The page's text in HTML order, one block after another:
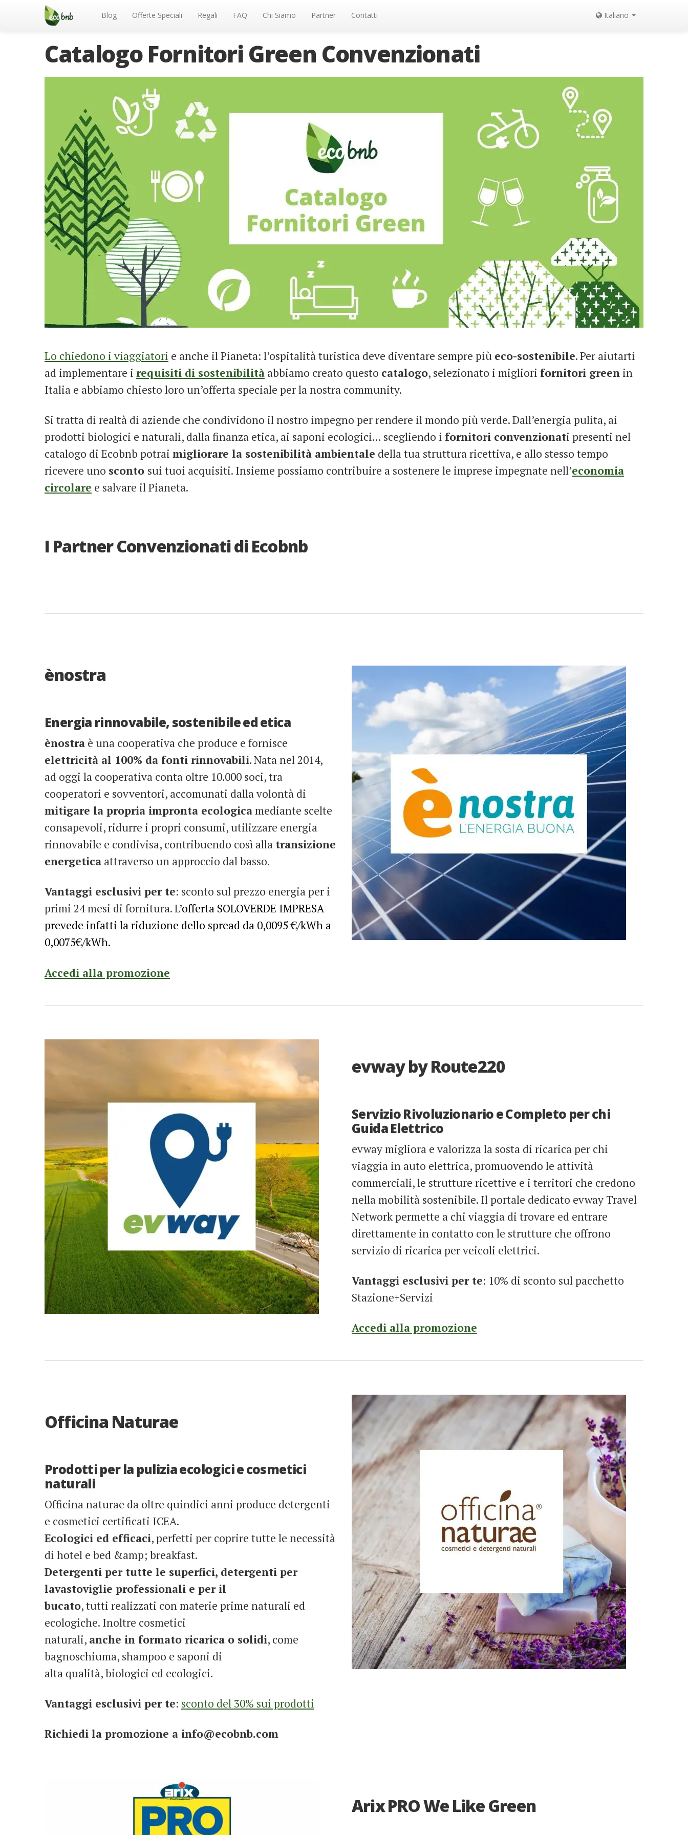
Menu Blog Offerte Speciali Regali FAQ Chi Siamo Partner Contatti Italiano
Catalogo Fornitori Green Convenzionati
Lo chiedono i viaggiatori e anche il Pianeta: l’ospitalità turistica deve diventare sempre più eco-sostenibile. Per aiutarti
ad implementare i requisiti di sostenibilità abbiamo creato questo catalogo, selezionato i migliori fornitori green in
Italia e abbiamo chiesto loro un’offerta speciale per la nostra community.
Si tratta di realtà di aziende che condividono il nostro impegno per rendere il mondo più verde. Dall’energia pulita, ai
prodotti biologici e naturali, dalla finanza etica, ai saponi ecologici… scegliendo i fornitori convenzionati presenti nel
catalogo di Ecobnb potrai migliorare la sostenibilità ambientale della tua struttura ricettiva, e allo stesso tempo
ricevere uno sconto sui tuoi acquisiti. Insieme possiamo contribuire a sostenere le imprese impegnate nell’economia
circolare e salvare il Pianeta.
I Partner Convenzionati di Ecobnb
ènostra
Energia rinnovabile, sostenibile ed etica
ènostra è una cooperativa che produce e fornisce
elettricità al 100% da fonti rinnovabili. Nata nel 2014,
ad oggi la cooperativa conta oltre 10.000 soci, tra
cooperatori e sovventori, accomunati dalla volontà di
mitigare la propria impronta ecologicamediante scelte
consapevoli, ridurre i propri consumi, utilizzare energia
rinnovabile e condivisa, contribuendo così alla transizione
energetica attraverso un approccio dal basso.
Vantaggi esclusivi per te: sconto sul prezzo energia per i
primi 24 mesi di fornitura. L’offerta SOLOVERDE IMPRESA
prevede infatti la riduzione dello spread da 0,0095 €/kWh a
0,0075€/kWh.
Accedi alla promozione
evway by Route220
Servizio Rivoluzionario e Completo per chi
Guida Elettrico
evway migliora e valorizza la sosta di ricarica per chi
viaggia in auto elettrica, promuovendo le attività
commerciali, le strutture ricettive e i territori che credono
nella mobilità sostenibile. Il portale dedicato evway Travel
Network permette a chi viaggia di trovare ed entrare
direttamente in contatto con le strutture che offrono
servizio di ricarica per veicoli elettrici.
Vantaggi esclusivi per te: 10% di sconto sul pacchetto
Stazione+Servizi
Accedi alla promozione
Officina Naturae
Prodotti per la pulizia ecologici e cosmetici
naturali
Officina naturae da oltre quindici anni produce detergenti
e cosmetici certificati ICEA.
Ecologici ed efficaci, perfetti per coprire tutte le necessità
di hotel e bed &amp; breakfast.
Detergenti per tutte le superfici, detergenti per
lavastoviglie professionali e per il
bucato, tutti realizzati con materie prime naturali ed
ecologiche. Inoltre cosmetici
naturali, anche in formato ricarica o solidi, come
bagnoschiuma, shampoo e saponi di
alta qualità, biologici ed ecologici.
Vantaggi esclusivi per te: sconto del 30% sui prodotti
Richiedi la promozione a info@ecobnb.com
Arix PRO We Like Green